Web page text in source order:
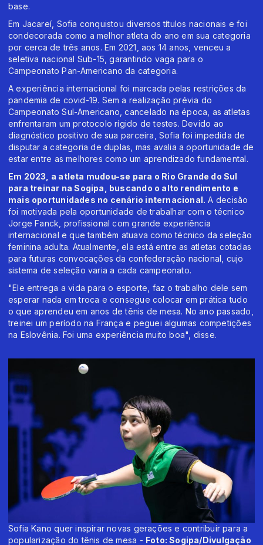
base.
Em Jacareí, Sofia conquistou diversos títulos nacionais e foi
condecorada como a melhor atleta do ano em sua categoria
por cerca de três anos. Em 2021, aos 14 anos, venceu a
seletiva nacional Sub-15, garantindo vaga para o
Campeonato Pan-Americano da categoria.
A experiência internacional foi marcada pelas restrições da
pandemia de covid-19. Sem a realização prévia do
Campeonato Sul-Americano, cancelado na época, as atletas
enfrentaram um protocolo rígido de testes. Devido ao
diagnóstico positivo de sua parceira, Sofia foi impedida de
disputar a categoria de duplas, mas avalia a oportunidade de
estar entre as melhores como um aprendizado fundamental.
Em 2023, a atleta mudou-se para o Rio Grande do Sul
para treinar na Sogipa, buscando o alto rendimento e
mais oportunidades no cenário internacional. A decisão
foi motivada pela oportunidade de trabalhar com o técnico
Jorge Fanck, profissional com grande experiência
internacional e que também atuava como técnico da seleção
feminina adulta. Atualmente, ela está entre as atletas cotadas
para futuras convocações da confederação nacional, cujo
sistema de seleção varia a cada campeonato.
"Ele entrega a vida para o esporte, faz o trabalho dele sem
esperar nada em troca e consegue colocar em prática tudo
o que aprendeu em anos de tênis de mesa. No ano passado,
treinei um período na França e peguei algumas competições
na Eslovênia. Foi uma experiência muito boa", disse.
Sofia Kano quer inspirar novas gerações e contribuir para a
popularização do tênis de mesa - Foto: Sogipa/Divulgação